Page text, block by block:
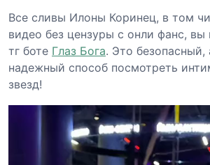
Все сливы Илоны Коринец, в том
видео без цензуры с онли фанс,
тг боте Глаз Бога. Это
надежный способ посмотреть
звезд!